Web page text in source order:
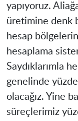
yapıyoruz.
üretimine denk
hesap
hesaplama
Saydıklarımla
genelinde
olacağız. Yine
süreçlerimiz